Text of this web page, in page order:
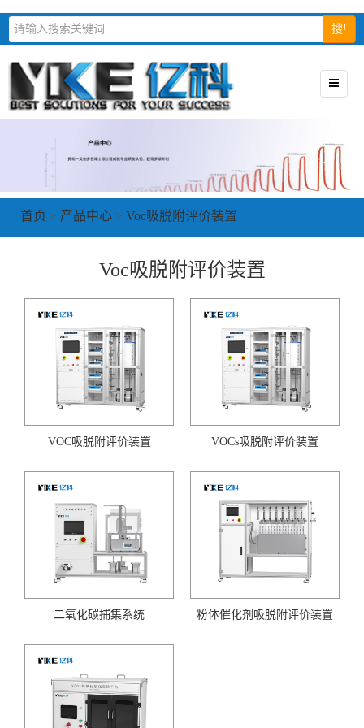
搜!
首页 > 产品中心 > Voc吸脱附评价装置
Voc吸脱附评价装置
VOC吸脱附评价装置 VOCs吸脱附评价装置
二氧化碳捕集系统 粉体催化剂吸脱附评价装置